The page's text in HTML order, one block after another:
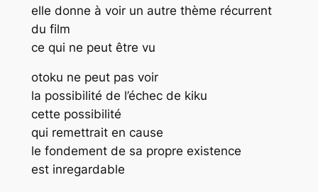
elle donne à voir un autre thème récurrent
du film
ce qui ne peut être vu
otoku ne peut pas voir
la possibilité de l’échec de kiku
cette possibilité
qui remettrait en cause
le fondement de sa propre existence
est inregardable